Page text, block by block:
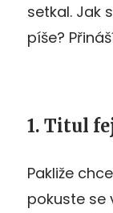
setkal. Jak
píše?
1. Titul
Pakliže
pokuste se